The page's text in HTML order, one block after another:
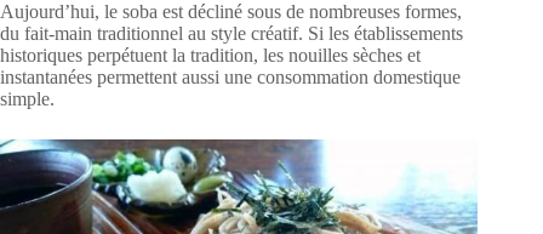
Aujourd’hui, le soba est décliné sous de nombreuses formes,
du fait-main traditionnel au style créatif. Si les établissements
historiques perpétuent la tradition, les nouilles sèches et
instantanées permettent aussi une consommation domestique
simple.